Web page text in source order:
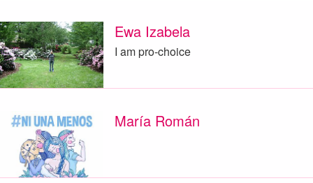
Ewa Izabela
I am pro-choice
María Román